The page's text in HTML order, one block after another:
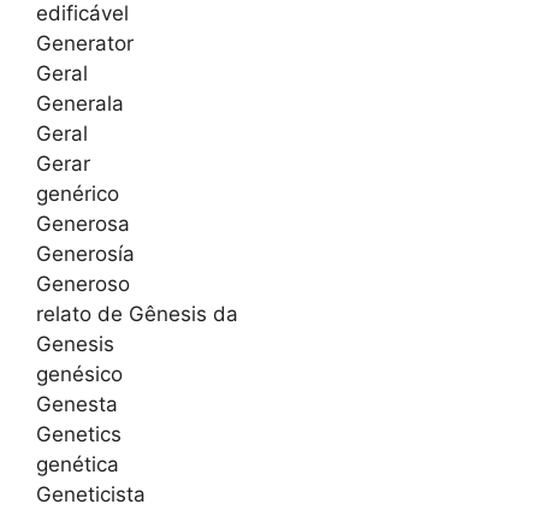
edificável
Generator
Geral
Generala
Geral
Gerar
genérico
Generosa
Generosía
Generoso
relato de Gênesis da
Genesis
genésico
Genesta
Genetics
genética
Geneticista